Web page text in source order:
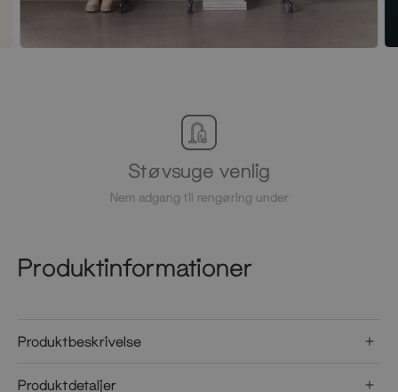
Støvsuge venlig
Nem adgang til rengøring under
Produktinformationer
Produktbeskrivelse
Produktdetaljer